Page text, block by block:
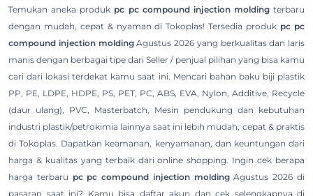
Temukan aneka produk pc pc compound injection moldingterbaru
dengan mudah, cepat & nyaman di Tokoplas! Tersedia produk pc pc
compound injection moldingAgustus 2026 yang berkualitas dan laris
manis dengan berbagai tipe dari Seller / penjual pilihan yang bisa kamu
cari dari lokasi terdekat kamu saat ini. Mencari bahan baku biji plastik
PP, PE, LDPE, HDPE, PS, PET, PC, ABS, EVA, Nylon, Additive, Recycle
(daur ulang), PVC, Masterbatch, Mesin pendukung dan kebutuhan
industri plastik/petrokimia lainnya saat ini lebih mudah, cepat & praktis
di Tokoplas. Dapatkan keamanan, kenyamanan, dan keuntungan dari
harga & kualitas yang terbaik dari online shopping. Ingin cek berapa
harga terbaru pc pc compound injection moldingAgustus 2026 di
pasaran saat ini? Kamu bisa daftar akun dan cek selengkapnya di